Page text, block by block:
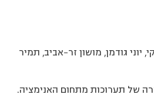
יוני גודמן, מושון זר-אביב, תמיר
של תערוכות מתחום האנימציה.